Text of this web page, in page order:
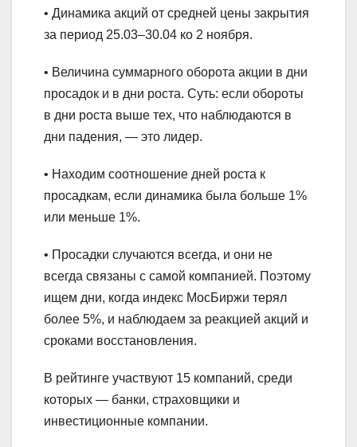
• Динамика акций от средней цены закрытия
за период 25.03–30.04 ко 2 ноября.
• Величина суммарного оборота акции в дни
просадок и в дни роста. Суть: если обороты
в дни роста выше тех, что наблюдаются в
дни падения, — это лидер.
• Находим соотношение дней роста к
просадкам, если динамика была больше 1%
или меньше 1%.
• Просадки случаются всегда, и они не
всегда связаны с самой компанией. Поэтому
ищем дни, когда индекс МосБиржи терял
более 5%, и наблюдаем за реакцией акций и
сроками восстановления.
В рейтинге участвуют 15 компаний, среди
которых — банки, страховщики и
инвестиционные компании.